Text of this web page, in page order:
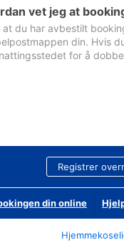
vet jeg at
at du har avbestilt
din. Hvis
for å
Registrer
din online